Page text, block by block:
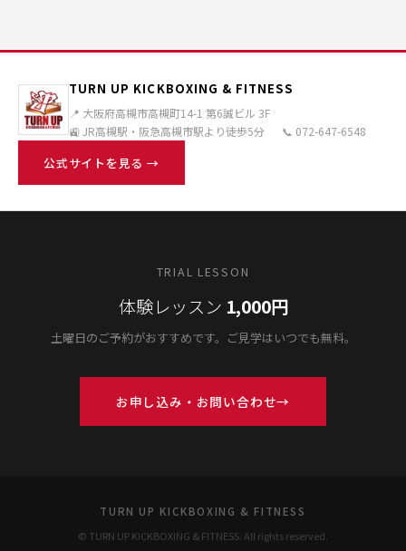
TURN UP KICKBOXING & FITNESS
📍 大阪府高槻市高槻町14-1 第6誠ビル 3F
🚉 JR高槻駅・阪急高槻市駅より徒歩5分
📞 072-647-6548
公式サイトを見る →
TRIAL LESSON
体験レッスン 1,000円
土曜日のご予約がおすすめです。ご見学はいつでも無料。
お申し込み・お問い合わせ
TURN UP KICKBOXING & FITNESS
© TURN UP KICKBOXING & FITNESS. All rights reserved.